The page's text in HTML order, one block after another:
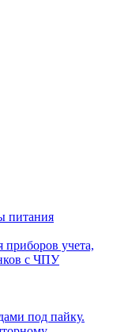
питания
приборов учета,
с ЧПУ
под пайку.